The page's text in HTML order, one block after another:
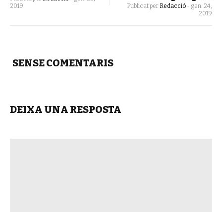
2019
Publicat per Redacció - gen. 24,
2019
SENSE COMENTARIS
DEIXA UNA RESPOSTA